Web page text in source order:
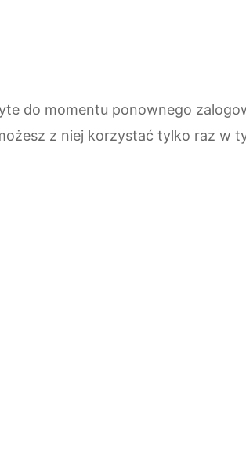
do momentu ponownego
z niej korzystać tylko raz w